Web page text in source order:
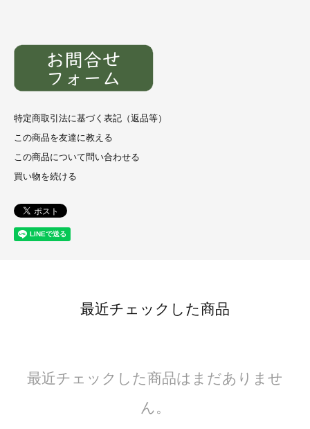
特定商取引法に基づく表記（返品等）
この商品を友達に教える
この商品について問い合わせる
買い物を続ける
最近チェックした商品
最近チェックした商品はまだありませ
ん。